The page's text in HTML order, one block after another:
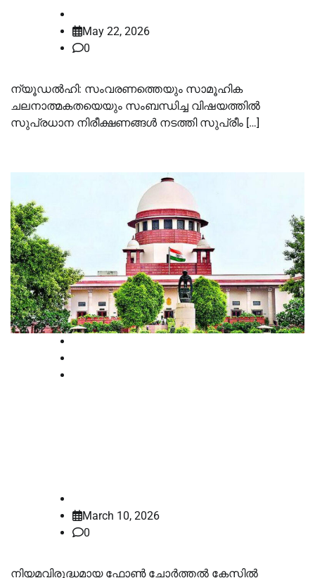
May 22, 2026
0
ന്യൂഡൽഹി: സംവരണത്തെയും സാമൂഹിക
ചലനാത്മകതയെയും സംബന്ധിച്ച വിഷയത്തിൽ
സുപ്രധാന നിരീക്ഷണങ്ങൾ നടത്തി സുപ്രീം […]
March 10, 2026
0
നിയമവിരുദ്ധമായ ഫോൺ ചോർത്തൽ കേസിൽ